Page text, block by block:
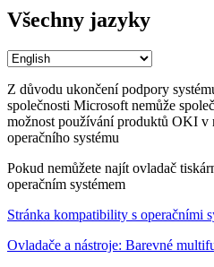
Všechny jazyky
Z důvodu ukončení podpory
společnosti Microsoft nemůže
možnost používání produktů OKI v
operačního systému
Pokud nemůžete najít ovladač
operačním systémem
Stránka kompatibility s operačními
Ovladače a nástroje: Barevné